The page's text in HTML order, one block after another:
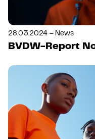
28.03.2024 – News
BVDW-Report